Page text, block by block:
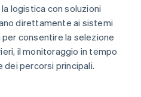
logistica con soluzioni
direttamente ai sistemi
consentire la selezione
il monitoraggio in tempo
dei percorsi principali.